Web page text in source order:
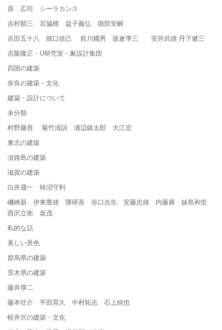
原 広司 シーラカンス
吉村順三 宮脇檀 益子義弘 堀部安嗣
吉田五十八 堀口捨己 前川國男 坂倉準三 安井武雄 丹下健三
吉阪隆正・U研究室・象設計集団
四国の建築
奈良の建築・文化
建築・設計について
未分類
村野藤吾 菊竹清訓 浦辺鎮太郎 大江宏
東北の建築
淡路島の建築
滋賀の建築
白井晟一 柿沼守利
磯崎新 伊東豊雄 隈研吾 谷口吉生 安藤忠雄 内藤廣 妹島和世
西沢立衛 坂茂
私的な話
美しい景色
群馬県の建築
茨木県の建築
藤井厚二
藤本壮介 平田晃久 中村拓志 石上純也
軽井沢の建築・文化